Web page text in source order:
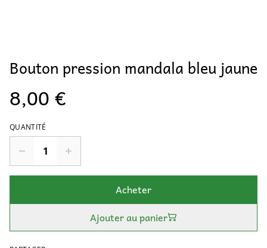
Bouton pression mandala bleu jaune
8,00 €
QUANTITÉ
Acheter
Ajouter au panier